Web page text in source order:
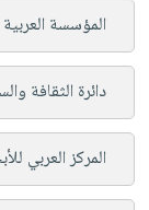
المؤسسة
دائرة الثقافة
المركز العربي